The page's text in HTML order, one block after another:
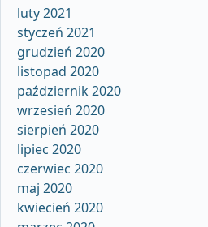
luty 2021
styczeń 2021
grudzień 2020
listopad 2020
październik 2020
wrzesień 2020
sierpień 2020
lipiec 2020
czerwiec 2020
maj 2020
kwiecień 2020